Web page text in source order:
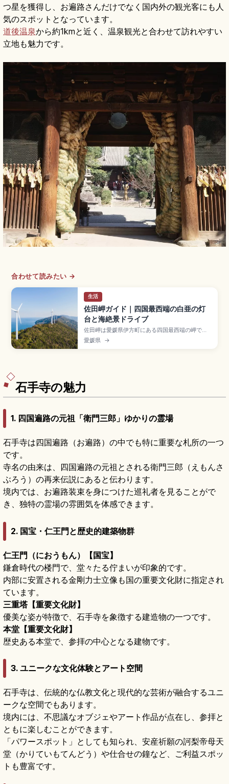
つ星を獲得し、お遍路さんだけでなく国内外の観光客にも人
気のスポットとなっています。
道後温泉から約1kmと近く、温泉観光と合わせて訪れやすい
立地も魅力です。
合わせて読みたい →
生活
佐田岬ガイド｜四国最西端の白亜の灯
台と海絶景ドライブ
佐田岬は愛媛県伊方町にある四国最西端の岬で、
全長約40〜50kmの国内有数の細長い半島の先端
に位置するスポット。白亜の佐田岬灯台、椿山展
愛媛県 →
石手寺の魅力
1. 四国遍路の元祖「衛門三郎」ゆかりの霊場
石手寺は四国遍路（お遍路）の中でも特に重要な札所の一つ
です。
寺名の由来は、四国遍路の元祖とされる衛門三郎（えもんさ
ぶろう）の再来伝説にあると伝わります。
境内では、お遍路装束を身につけた巡礼者を見ることがで
き、独特の霊場の雰囲気を体感できます。
2. 国宝・仁王門と歴史的建築物群
仁王門（におうもん）【国宝】
鎌倉時代の楼門で、堂々たる佇まいが印象的です。
内部に安置される金剛力士立像も国の重要文化財に指定され
ています。
三重塔【重要文化財】
優美な姿が特徴で、石手寺を象徴する建造物の一つです。
本堂【重要文化財】
歴史ある本堂で、参拝の中心となる建物です。
3. ユニークな文化体験とアート空間
石手寺は、伝統的な仏教文化と現代的な芸術が融合するユニ
ークな空間でもあります。
境内には、不思議なオブジェやアート作品が点在し、参拝と
ともに楽しむことができます。
「パワースポット」としても知られ、安産祈願の訶梨帝母天
堂（かりていもてんどう）や仕合せの鐘など、ご利益スポッ
トも豊富です。